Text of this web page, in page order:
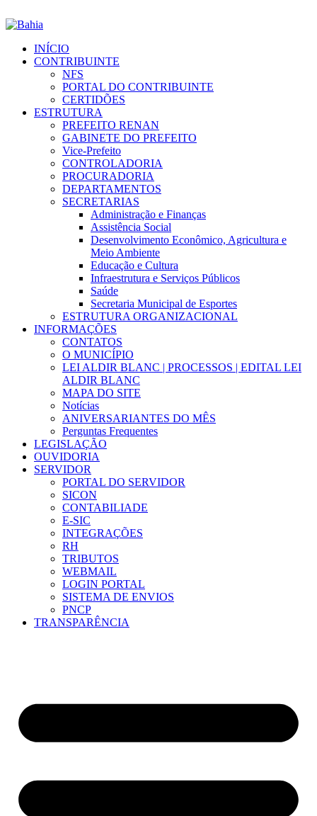
INÍCIO
CONTRIBUINTE
NFS
PORTAL DO CONTRIBUINTE
CERTIDÕES
ESTRUTURA
PREFEITO RENAN
GABINETE DO PREFEITO
Vice-Prefeito
CONTROLADORIA
PROCURADORIA
DEPARTAMENTOS
SECRETARIAS
Administração e Finanças
Assistência Social
Desenvolvimento Econômico, Agricultura e
Meio Ambiente
Educação e Cultura
Infraestrutura e Serviços Públicos
Saúde
Secretaria Municipal de Esportes
ESTRUTURA ORGANIZACIONAL
INFORMAÇÕES
CONTATOS
O MUNICÍPIO
LEI ALDIR BLANC | PROCESSOS | EDITAL LEI
ALDIR BLANC
MAPA DO SITE
Notícias
ANIVERSARIANTES DO MÊS
Perguntas Frequentes
LEGISLAÇÃO
OUVIDORIA
SERVIDOR
PORTAL DO SERVIDOR
SICON
CONTABILIADE
E-SIC
INTEGRAÇÕES
RH
TRIBUTOS
WEBMAIL
LOGIN PORTAL
SISTEMA DE ENVIOS
PNCP
TRANSPARÊNCIA